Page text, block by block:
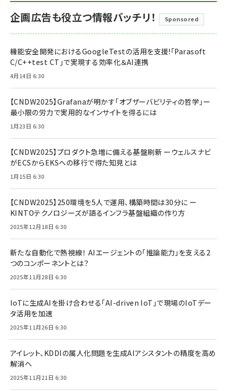
企画広告も役立つ情報バッチリ！ Sponsored
機能安全開発におけるGoogleTestの活用を支援!「Parasoft
C/C++test CT」で実現する効率化＆AI連携
4月14日 6:30
【CNDW2025】Grafanaが明かす「オブザーバビリティの哲学」ー
最小限の労力で実用的なインサイトを得るには
1月23日 6:30
【CNDW2025】プロダクト急増に備える基盤刷新 ーウェルスナビ
がECSからEKSへの移行で得た知見とは
1月15日 6:30
【CNDW2025】250環境を5人で運用、構築時間は30分に ー
KINTOテクノロジーズが語るインフラ基盤組織の作り方
2025年12月18日 6:30
新たな自動化で熱視線！ AIエージェントの「推論能力」を支える2
つのコンポーネントとは？
2025年11月28日 6:30
IoTに生成AIを掛け合わせる「AI-driven IoT」で現場のIoTデー
タ活用を加速
2025年11月26日 6:30
アイレット、KDDIの属人化問題を生成AIアシスタントの精度を高め
解消へ
2025年11月21日 6:30